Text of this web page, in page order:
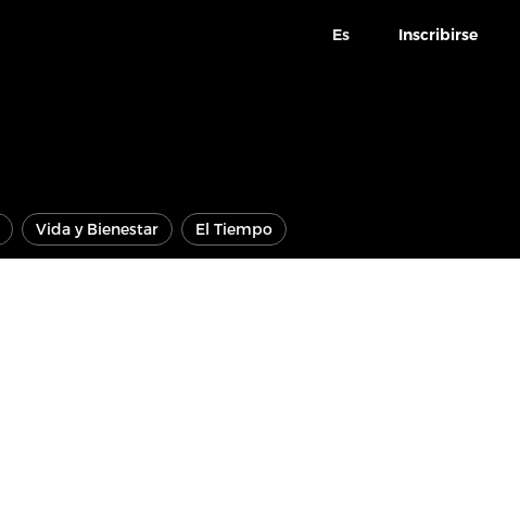
Es Inscribirse
Vida y Bienestar El Tiempo